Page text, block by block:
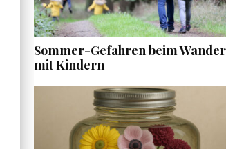
Sommer-Gefahren beim
mit Kindern